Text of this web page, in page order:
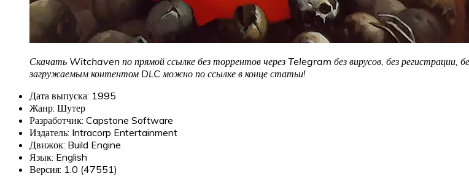
Скачать Witchaven по прямой ссылке без торрентов через Telegram без вирусов, без регистрации,
загружаемым контентом DLC можно по ссылке в конце статьи!
Дата выпуска: 1995
Жанр: Шутер
Разработчик: Capstone Software
Издатель: Intracorp Entertainment
Движок: Build Engine
Язык: English
Версия: 1.0 (47551)